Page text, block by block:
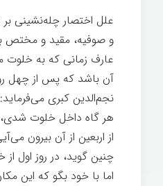
علل اختصار چله‌نشینی
و صوفیه، مقید و
عارف زمانی که به خلوت
آن باشد که پس از چهل
نجم‌الدین کبری
هر گاه داخل خلوت
از اربعین از آن بیرون
چنین گوید، در روز اول
اما با خود بگو که این